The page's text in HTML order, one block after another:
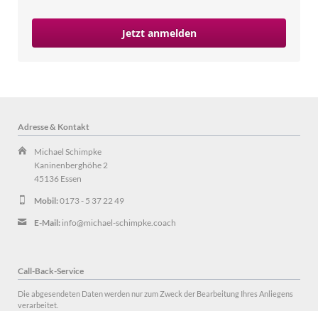
Jetzt anmelden
Adresse & Kontakt
Michael Schimpke
Kaninenberghöhe 2
45136 Essen
Mobil:0173 - 5 37 22 49
E-Mail: info@michael-schimpke.coach
Call-Back-Service
Die abgesendeten Daten werden nur zum Zweck der Bearbeitung Ihres Anliegens
verarbeitet.